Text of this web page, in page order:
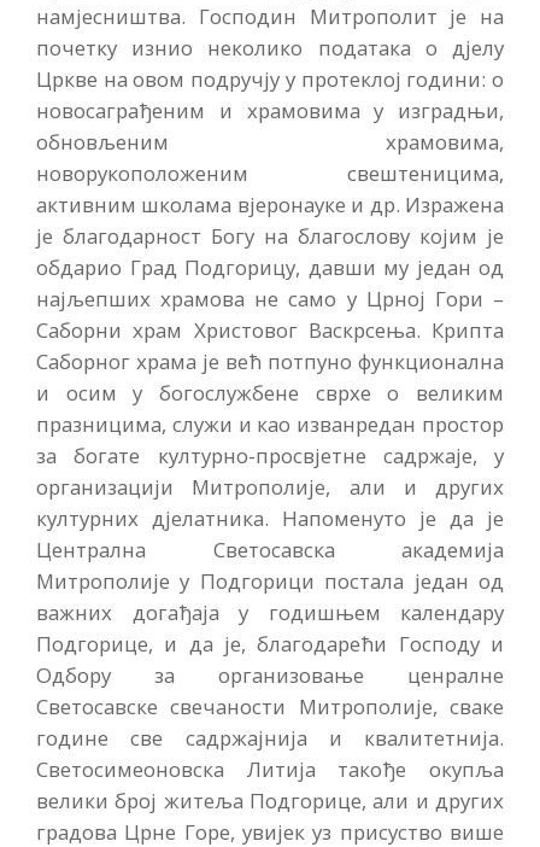
намјесништва. Господин Митрополит је на
почетку изнио неколико података о дјелу
Цркве на овом подручју у протеклој години: о
новосаграђеним и храмовима у изградњи,
обновљеним храмовима,
новорукоположеним свештеницима,
активним школама вјеронауке и др. Изражена
је благодарност Богу на благослову којим је
обдарио Град Подгорицу, давши му један од
најљепших храмова не само у Црној Гори –
Саборни храм Христовог Васкрсења. Крипта
Саборног храма је већ потпуно функционална
и осим у богослужбене сврхе о великим
празницима, служи и као изванредан простор
за богате културно-просвјетне садржаје, у
организацији Митрополије, али и других
културних дјелатника. Напоменуто је да је
Централна Светосавска академија
Митрополије у Подгорици постала један од
важних догађаја у годишњем календару
Подгорице, и да је, благодарећи Господу и
Одбору за организовање ценралне
Светосавске свечаности Митрополије, сваке
године све садржајнија и квалитетнија.
Светосимеоновска Литија такође окупља
велики број житеља Подгорице, али и других
градова Црне Горе, увијек уз присуство више